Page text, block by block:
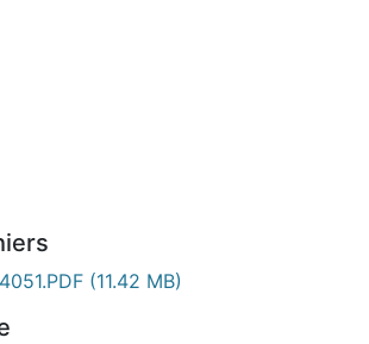
chargement...
(11.42 MB)